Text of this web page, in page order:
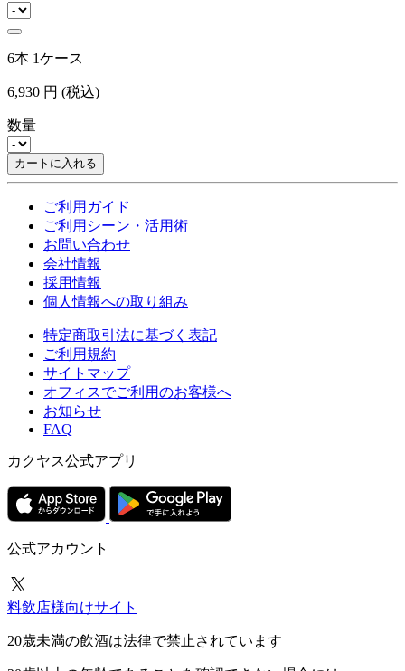
6本 1ケース
6,930 円 (税込)
数量
カートに入れる
ご利用ガイド
ご利用シーン・活用術
お問い合わせ
会社情報
採用情報
個人情報への取り組み
特定商取引法に基づく表記
ご利用規約
サイトマップ
オフィスでご利用のお客様へ
お知らせ
FAQ
カクヤス公式アプリ
公式アカウント
料飲店様向けサイト
20歳未満の飲酒は法律で禁止されています